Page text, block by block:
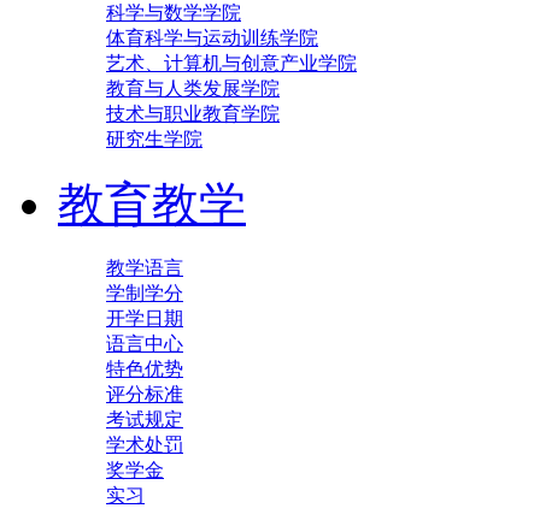
科学与数学学院
体育科学与运动训练学院
艺术、计算机与创意产业学院
教育与人类发展学院
技术与职业教育学院
研究生学院
教育教学
教学语言
学制学分
开学日期
语言中心
特色优势
评分标准
考试规定
学术处罚
奖学金
实习